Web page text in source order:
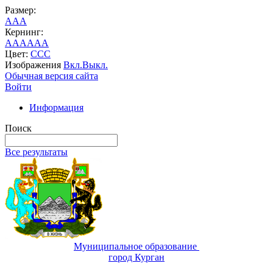
Размер:
AAA
Кернинг:
AAAAAA
Цвет: CCC
Изображения Вкл.Выкл.
Обычная версия сайта
Войти
Информация
Поиск
Все результаты
Муниципальное образование
город Курган